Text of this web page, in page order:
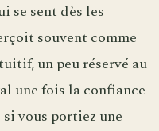
se sent dès les
souvent comme
un peu réservé au
une fois la confiance
si vous portiez une